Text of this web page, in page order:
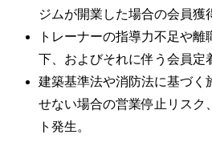
ジムが開業した場合の会員獲
トレーナーの指導力不足や
下、およびそれに伴う会員定
建築基準法や消防法に基づく
せない場合の営業停止リスク
ト発生。